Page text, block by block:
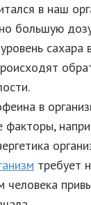
в наш
большую
сахара
в
требует
человека